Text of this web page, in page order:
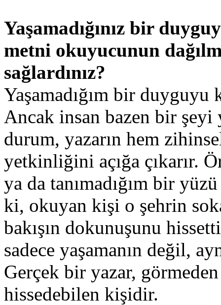
Yaşamadığınız bir
metni okuyucunun
sağlardınız?
Yaşamadığım bir
Ancak insan bazen bir şeyi
durum, yazarın hem
yetkinliğini açığa çıkarır.
ya da tanımadığım bir
ki, okuyan kişi o şehrin
bakışın dokunuşunu
sadece yaşamanın değil,
Gerçek bir yazar,
hissedebilen kişidir.